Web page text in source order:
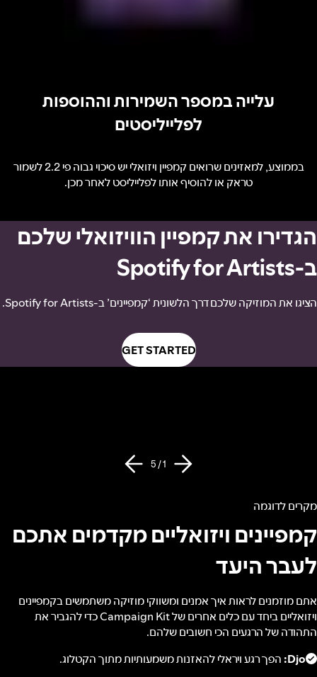
עלייה במספר השמירות וההוספות
לפלייליסטים
בממוצע, למאזינים שרואים קמפיין ויזואלי יש סיכוי גבוה פי 2.2 לשמור
טראק או להוסיף אותו לפלייליסט לאחר מכן.
הגדירו את קמפיין הוויזואלי שלכם
ב-Spotify for Artists
הציגו את המוזיקה שלכם דרך הלשונית ‘קמפיינים’ ב-Spotify for Artists.
GET STARTED
1 / 5
מקרים לדוגמה
קמפיינים ויזואליים מקדמים אתכם
לעבר היעד
אתם מוזמנים לראות איך אמנים ומשווקי מוזיקה משתמשים בקמפיינים
ויזואליים ביחד עם כלים אחרים של Campaign Kit כדי להגביר את
התהודה של הרגעים הכי חשובים שלהם.
Djo: הפך רגע ויראלי להאזנות משמעותיות מתוך הקטלוג.